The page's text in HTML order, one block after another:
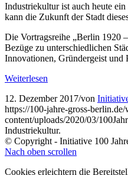
Industriekultur ist auch heute
kann die Zukunft der Stadt
Die Vortragsreihe „Berlin 1920
Bezüge zu unterschiedlichen
Innovationen, Gründergeist und
Weiterlesen
12. Dezember 2017/von
https://100-jahre-gross-
content/uploads/2020/03/
Industriekultur.
© Copyright - Initiative 100
Nach oben scrollen
Cookies erleichtern die